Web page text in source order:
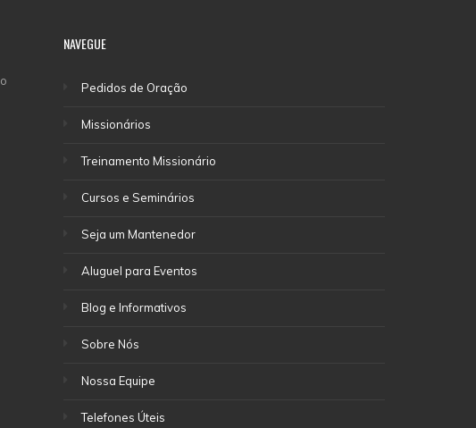
NAVEGUE
Pedidos de Oração
Missionários
Treinamento Missionário
Cursos e Seminários
Seja um Mantenedor
Aluguel para Eventos
Blog e Informativos
Sobre Nós
Nossa Equipe
Telefones Úteis